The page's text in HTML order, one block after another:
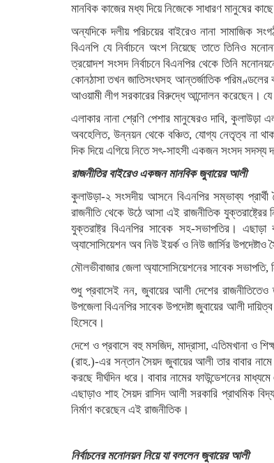
মানবিক কাজের মধ্য দিয়ে নিজেকে সাধারণ মানুষের
অন্যদিকে দলীয় পরিচয়ের বাইরেও নানা সামাজিক
বিএনপি যে নির্বাচনে অংশ নিয়েছে তাতে তিনিও
ত্রয়োদশ সংসদ নির্বাচনে বিএনপির থেকে তিনি
কোনঠাসা তখন জাতিসংঘসহ আন্তর্জাতিক পরিমণ্ডলের
আওয়ামী লীগ সরকারের বিরুদ্ধে আন্দোলন করেছেন। যে
এলাকার নানা শ্রেণি পেশার মানুষেরও দাবি,
অবহেলিত, উন্নয়ন থেকে বঞ্চিত, যোগ্য নেতৃত্ব না
দিক দিয়ে এগিয়ে নিতে সৎ-সাহসী একজন সংসদ সদস্য
রাজনীতির বাইরেও একজন মানবিক জুবায়ের আলী
কুলাউড়া-২ সংসদীয় আসনে বিএনপির সম্ভাব্য
রাজনীতি থেকে উঠে আসা এই রাজনীতিক যুক্তরাষ্ট্রের
যুক্তরাষ্ট্র বিএনপির সাবেক সহ-সভাপতির। এছাড়া
অ্যাসোসিয়েশন অব নিউ ইয়র্ক ও নিউ জার্সির উপদেষ্টাও
মৌলভীবাজার জেলা অ্যাসোসিয়েশনের সাবেক সভাপতি,
শুধু প্রবাসেই নন, জুবায়ের আলী দেশের
উপজেলা বিএনপির সাবেক উপদেষ্টা জুবায়ের আলী
হিসেবে।
দেশে ও প্রবাসে বহু মসজিদ, মাদ্রাসা, এতিমখানা ও
(রাহ.)-এর সন্তান সৈয়দ জুবায়ের আলী তার বাবার নামে
করছে দীর্ঘদিন ধরে। বাবার নামের ফাউন্ডেশনের
এছাড়াও শাহ সৈয়দ রাসিদ আলী সরকারি প্রাথমিক
নির্মাণ করেছেন এই রাজনীতিক।
নির্বাচনের মনোনয়ন নিয়ে যা বললেন জুবায়ের আলী